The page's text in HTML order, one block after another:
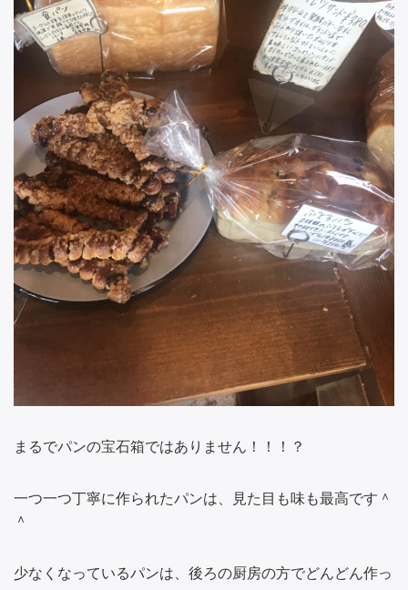
まるでパンの宝石箱ではありません！！！？
一つ一つ丁寧に作られたパンは、見た目も味も最高です＾
＾
少なくなっているパンは、後ろの厨房の方でどんどん作っ